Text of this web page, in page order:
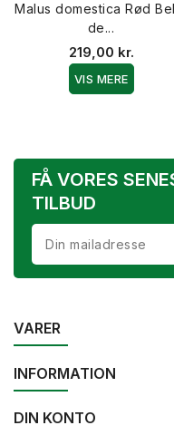
Malus domestica Rød
de...
219,00 kr.
VIS MERE
FÅ VORES
TILBUD
VARER
INFORMATION
DIN KONTO